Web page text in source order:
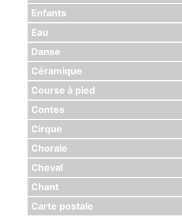
Enfants
Eau
Danse
Céramique
Course à pied
Contes
Cirque
Chorale
Cheval
Chant
Carte postale